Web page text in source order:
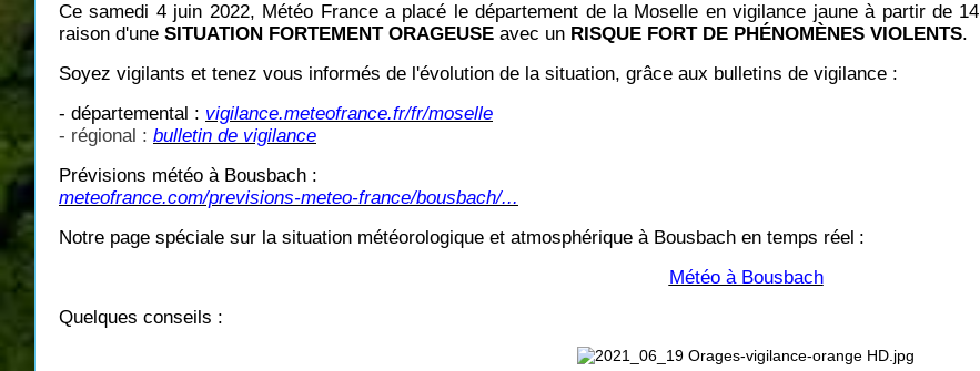
Ce samedi 4 juin 2022, Météo France a placé le département de la Moselle en vigilance jaune à partir de 14
raison d'une SITUATION FORTEMENT ORAGEUSE avec un RISQUE FORT DE PHÉNOMÈNES VIOLENTS.
Soyez vigilants et tenez vous informés de l'évolution de la situation, grâce aux bulletins de vigilance :
- départemental : vigilance.meteofrance.fr/fr/moselle
- régional : bulletin de vigilance
Prévisions météo à Bousbach :
meteofrance.com/previsions-meteo-france/bousbach/...
Notre page spéciale sur la situation météorologique et atmosphérique à Bousbach en temps réel :
Météo à Bousbach
Quelques conseils :